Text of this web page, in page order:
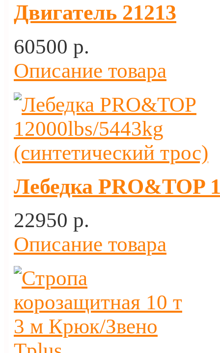
Двигатель 21213
60500 p.
Описание товара
Лебедка PRO&TOP
22950 p.
Описание товара